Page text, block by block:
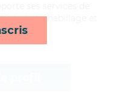
toilette/habillage et